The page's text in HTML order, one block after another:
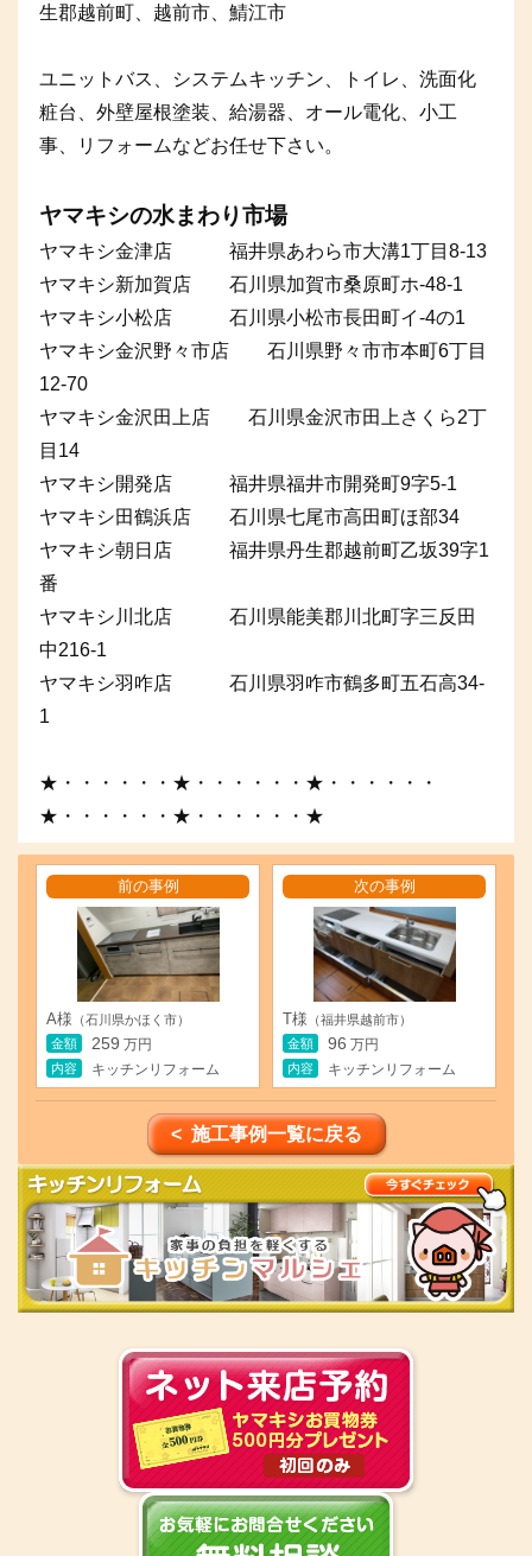
生郡越前町、越前市、鯖江市
ユニットバス、システムキッチン、トイレ、洗面化
粧台、外壁屋根塗装、給湯器、オール電化、小工
事、リフォームなどお任せ下さい。
ヤマキシの水まわり市場
ヤマキシ金津店 福井県あわら市大溝1丁目8-13
ヤマキシ新加賀店 石川県加賀市桑原町ホ-48-1
ヤマキシ小松店 石川県小松市長田町イ-4の1
ヤマキシ金沢野々市店 石川県野々市市本町6丁目
12-70
ヤマキシ金沢田上店 石川県金沢市田上さくら2丁
目14
ヤマキシ開発店 福井県福井市開発町9字5-1
ヤマキシ田鶴浜店 石川県七尾市高田町ほ部34
ヤマキシ朝日店 福井県丹生郡越前町乙坂39字1
番
ヤマキシ川北店 石川県能美郡川北町字三反田
中216-1
ヤマキシ羽咋店 石川県羽咋市鶴多町五石高34-
1
★・・・・・・★・・・・・・★・・・・・・
★・・・・・・★・・・・・・★
前の事例
A様 （石川県かほく市）
金額
259 万円
内容
キッチンリフォーム
次の事例
T様 （福井県越前市）
金額
96 万円
内容
キッチンリフォーム
< 施工事例一覧に戻る